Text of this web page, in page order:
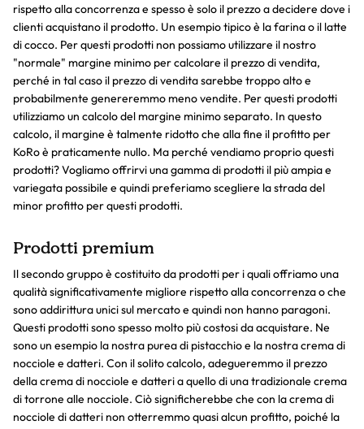
rispetto alla concorrenza e spesso è solo il prezzo a decidere dove i
clienti acquistano il prodotto. Un esempio tipico è la farina o il latte
di cocco. Per questi prodotti non possiamo utilizzare il nostro
"normale" margine minimo per calcolare il prezzo di vendita,
perché in tal caso il prezzo di vendita sarebbe troppo alto e
probabilmente genereremmo meno vendite. Per questi prodotti
utilizziamo un calcolo del margine minimo separato. In questo
calcolo, il margine è talmente ridotto che alla fine il profitto per
KoRo è praticamente nullo. Ma perché vendiamo proprio questi
prodotti? Vogliamo offrirvi una gamma di prodotti il più ampia e
variegata possibile e quindi preferiamo scegliere la strada del
minor profitto per questi prodotti.
Prodotti premium
Il secondo gruppo è costituito da prodotti per i quali offriamo una
qualità significativamente migliore rispetto alla concorrenza o che
sono addirittura unici sul mercato e quindi non hanno paragoni.
Questi prodotti sono spesso molto più costosi da acquistare. Ne
sono un esempio la nostra purea di pistacchio e la nostra crema di
nocciole e datteri. Con il solito calcolo, adegueremmo il prezzo
della crema di nocciole e datteri a quello di una tradizionale crema
di torrone alle nocciole. Ciò significherebbe che con la crema di
nocciole di datteri non otterremmo quasi alcun profitto, poiché la